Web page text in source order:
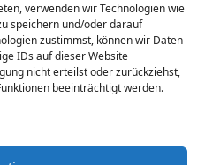
verwenden wir Technologien wie
speichern und/oder darauf
zustimmst, können wir Daten
IDs auf dieser Website
nicht erteilst oder zurückziehst,
beeinträchtigt werden.